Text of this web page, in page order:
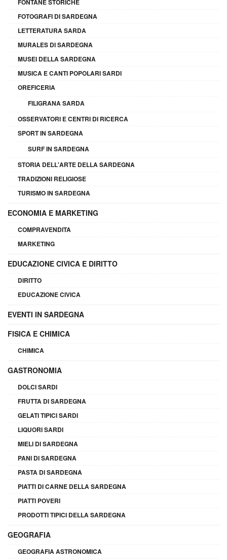
FONTANE STORICHE
FOTOGRAFI DI SARDEGNA
LETTERATURA SARDA
MURALES DI SARDEGNA
MUSEI DELLA SARDEGNA
MUSICA E CANTI POPOLARI SARDI
OREFICERIA
FILIGRANA SARDA
OSSERVATORI E CENTRI DI RICERCA
SPORT IN SARDEGNA
SURF IN SARDEGNA
STORIA DELL'ARTE DELLA SARDEGNA
TRADIZIONI RELIGIOSE
TURISMO IN SARDEGNA
ECONOMIA E MARKETING
COMPRAVENDITA
MARKETING
EDUCAZIONE CIVICA E DIRITTO
DIRITTO
EDUCAZIONE CIVICA
EVENTI IN SARDEGNA
FISICA E CHIMICA
CHIMICA
GASTRONOMIA
DOLCI SARDI
FRUTTA DI SARDEGNA
GELATI TIPICI SARDI
LIQUORI SARDI
MIELI DI SARDEGNA
PANI DI SARDEGNA
PASTA DI SARDEGNA
PIATTI DI CARNE DELLA SARDEGNA
PIATTI POVERI
PRODOTTI TIPICI DELLA SARDEGNA
GEOGRAFIA
GEOGRAFIA ASTRONOMICA